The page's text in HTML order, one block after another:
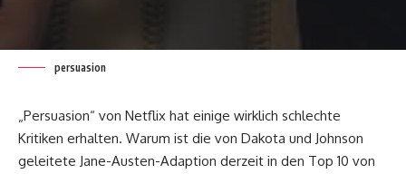
persuasion
„Persuasion“ von Netflix hat einige wirklich schlechte
Kritiken erhalten. Warum ist die von Dakota und Johnson
geleitete Jane-Austen-Adaption derzeit in den Top 10 von